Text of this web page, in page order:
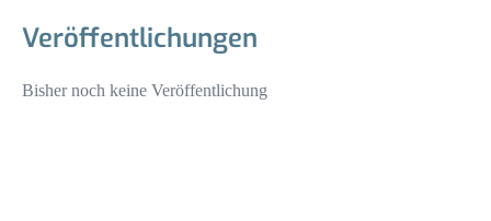
Veröffentlichungen
Bisher noch keine Veröffentlichung